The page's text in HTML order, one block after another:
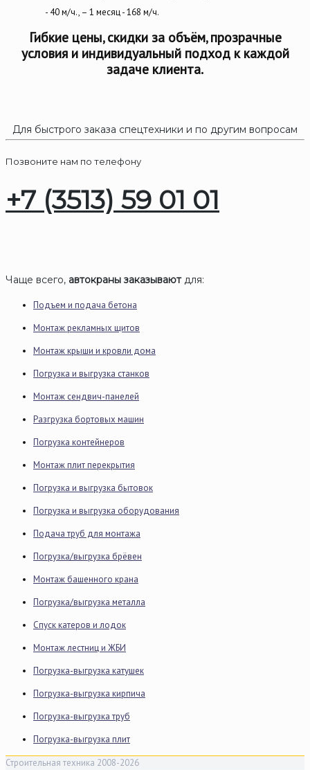
- 40 м/ч., – 1 месяц - 168 м/ч.
Гибкие цены, скидки за объём, прозрачные
условия и индивидуальный подход к каждой
задаче клиента.
Для быстрого заказа спецтехники и по другим вопросам
Позвоните нам по телефону
+7 (3513) 59 01 01
Чаще всего, автокраны заказываютдля:
Подъем и подача бетона
Монтаж рекламных щитов
Монтаж крыши и кровли дома
Погрузка и выгрузка станков
Монтаж сендвич-панелей
Разгрузка бортовых машин
Погрузка контейнеров
Монтаж плит перекрытия
Погрузка и выгрузка бытовок
Погрузка и выгрузка оборудования
Подача труб для монтажа
Погрузка/выгрузка брёвен
Монтаж башенного крана
Погрузка/выгрузка металла
Спуск катеров и лодок
Монтаж лестниц и ЖБИ
Погрузка-выгрузка катушек
Погрузка-выгрузка кирпича
Погрузка-выгрузка труб
Погрузка-выгрузка плит
Строительная техника 2008-2026